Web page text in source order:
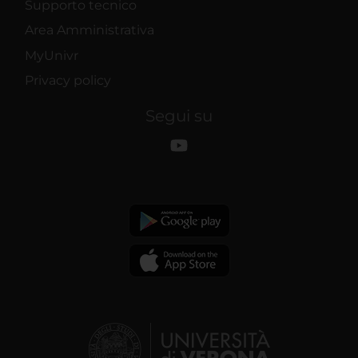
Supporto tecnico
Area Amministrativa
MyUnivr
Privacy policy
Segui su